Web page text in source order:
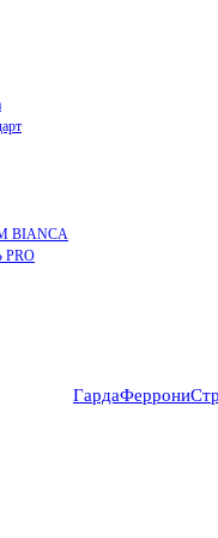
BIANCA
ГардаФеррони